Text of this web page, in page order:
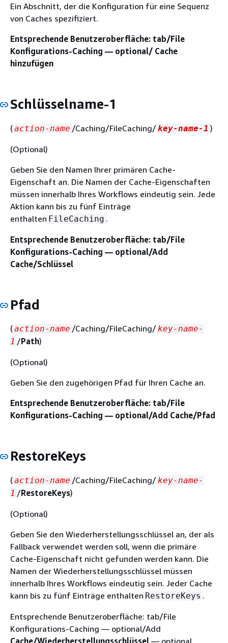
Ein Abschnitt, der die Konfiguration für eine Sequenz
von Caches spezifiziert.
Entsprechende Benutzeroberfläche: tab/File
Konfigurations-Caching — optional/ Cache
hinzufügen
Schlüsselname-1
(action-name /Caching/FileCaching/ key-name-1 )
(Optional)
Geben Sie den Namen Ihrer primären Cache-
Eigenschaft an. Die Namen der Cache-Eigenschaften
müssen innerhalb Ihres Workflows eindeutig sein. Jede
Aktion kann bis zu fünf Einträge
enthalten FileCaching .
Entsprechende Benutzeroberfläche: tab/File
Konfigurations-Caching — optional/Add
Cache/Schlüssel
Pfad
(action-name /Caching/FileCaching/key-name-
1 /Path)
(Optional)
Geben Sie den zugehörigen Pfad für Ihren Cache an.
Entsprechende Benutzeroberfläche: tab/File
Konfigurations-Caching — optional/Add Cache/Pfad
RestoreKeys
(action-name /Caching/FileCaching/ key-name-
1 /RestoreKeys)
(Optional)
Geben Sie den Wiederherstellungsschlüssel an, der als
Fallback verwendet werden soll, wenn die primäre
Cache-Eigenschaft nicht gefunden werden kann. Die
Namen der Wiederherstellungsschlüssel müssen
innerhalb Ihres Workflows eindeutig sein. Jeder Cache
kann bis zu fünf Einträge enthalten RestoreKeys .
Entsprechende Benutzeroberfläche: tab/File
Konfigurations-Caching — optional/Add
Cache/Wiederherstellungsschlüssel — optional